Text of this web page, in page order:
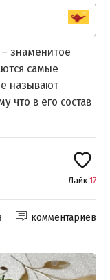
самые
называют
что в его состав
Лайк 17
комментариев